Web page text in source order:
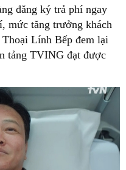
đăng ký trả phí ngay
mức tăng trưởng khách
Lính Bếp đem lại
tảng TVING đạt được